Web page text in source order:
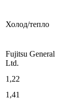
Холод/тепло
Fujitsu General
Ltd.
1,22
1,41